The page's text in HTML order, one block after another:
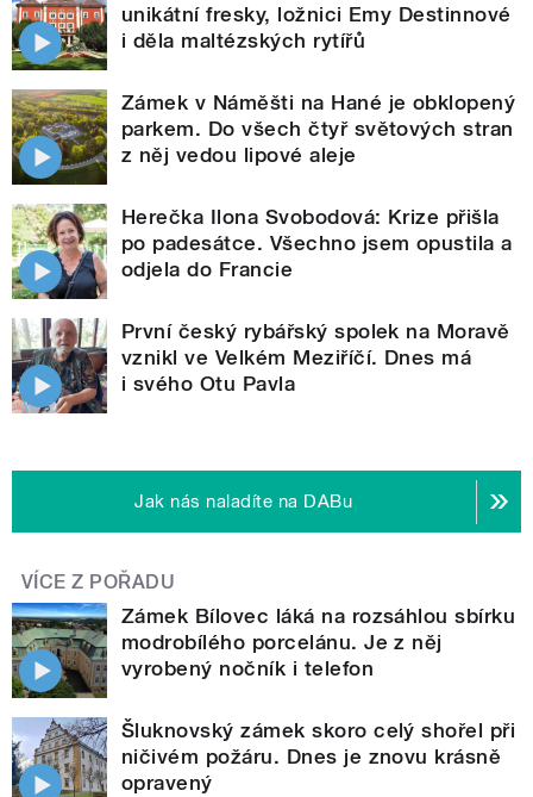
unikátní fresky, ložnici Emy Destinnové
i děla maltézských rytířů
Zámek v Náměšti na Hané je obklopený
parkem. Do všech čtyř světových stran
z něj vedou lipové aleje
Herečka Ilona Svobodová: Krize přišla
po padesátce. Všechno jsem opustila a
odjela do Francie
První český rybářský spolek na Moravě
vznikl ve Velkém Meziříčí. Dnes má
i svého Otu Pavla
Jak nás naladíte na DABu
VÍCE Z POŘADU
Zámek Bílovec láká na rozsáhlou sbírku
modrobílého porcelánu. Je z něj
vyrobený nočník i telefon
Šluknovský zámek skoro celý shořel při
ničivém požáru. Dnes je znovu krásně
opravený